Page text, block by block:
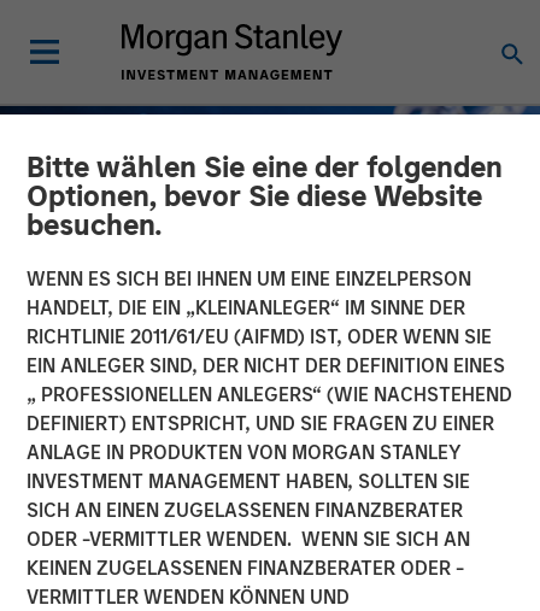
Bitte wählen Sie eine der folgenden
Optionen, bevor Sie diese Website
besuchen.
WENN ES SICH BEI IHNEN UM EINE EINZELPERSON
HANDELT, DIE EIN „KLEINANLEGER“ IM SINNE DER
RICHTLINIE 2011/61/EU (AIFMD) IST, ODER WENN SIE
EIN ANLEGER SIND, DER NICHT DER DEFINITION EINES
„ PROFESSIONELLEN ANLEGERS“ (WIE NACHSTEHEND
DEFINIERT) ENTSPRICHT, UND SIE FRAGEN ZU EINER
ANLAGE IN PRODUKTEN VON MORGAN STANLEY
INVESTMENT MANAGEMENT HABEN, SOLLTEN SIE
SICH AN EINEN ZUGELASSENEN FINANZBERATER
ODER -VERMITTLER WENDEN. WENN SIE SICH AN
KEINEN ZUGELASSENEN FINANZBERATER ODER -
VERMITTLER WENDEN KÖNNEN UND
GLOBAL FIXED INCOME BULLETIN INSIGHTS
Several bangs and one
whimper